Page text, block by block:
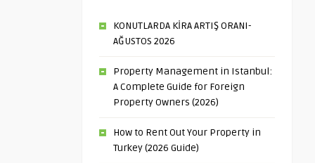
KONUTLARDA KİRA ARTIŞ ORANI-
AĞUSTOS 2026
Property Management in Istanbul:
A Complete Guide for Foreign
Property Owners (2026)
How to Rent Out Your Property in
Turkey (2026 Guide)